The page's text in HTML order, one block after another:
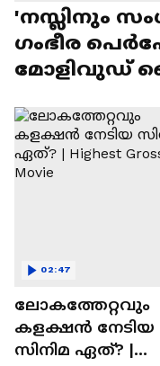
'നസ്ലിനും
ഗംഭീര
മോളിവുഡ്
ലോകത്തേറ്റവും
കളക്ഷൻ നേടിയ
സിനിമ ഏത്? |
02:47